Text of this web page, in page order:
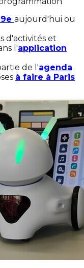
aujourd'hui ou
d'activités et
l'application
de l'agenda
à faire à Paris